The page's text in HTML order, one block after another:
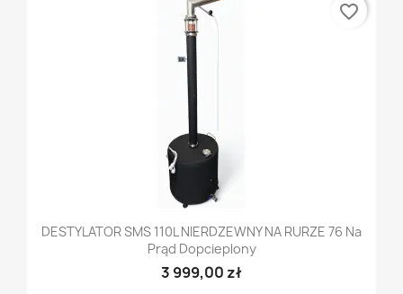
DESTYLATOR SMS 110L NIERDZEWNY NA RURZE 76 Na
Prąd Dopcieplony
3 999,00 zł
favorite_border